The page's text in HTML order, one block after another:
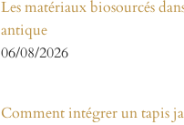
Les matériaux biosourcés
antique
06/08/2026
Comment intégrer un tapis